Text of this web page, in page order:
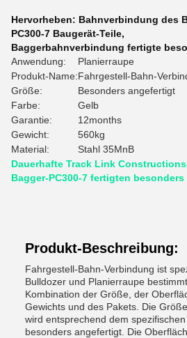
Hervorheben: Bahnverbindung des
PC300-7 Baugerät-Teile,
Baggerbahnverbindung fertigte
Anwendung:
Planierraupe
Produkt-Name:Fahrgestell-Bahn-
Größe:
Besonders angefertigt
Farbe:
Gelb
Garantie:
12months
Gewicht:
560kg
Material:
Stahl 35MnB
Dauerhafte Track Link
Bagger-PC300-7 fertigten besonders
Produkt-Beschreibung:
Fahrgestell-Bahn-Verbindung ist
Bulldozer und Planierraupe
Kombination der Größe, der
Gewichts und des Pakets. Die
wird entsprechend dem
besonders angefertigt. Die